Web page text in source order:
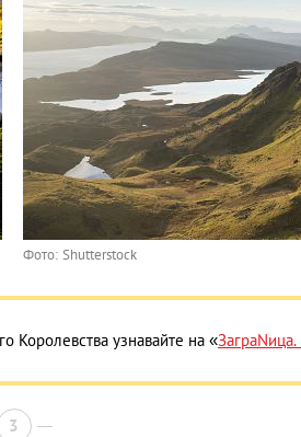
Фото: Shutterstock
узнавайте на «
3